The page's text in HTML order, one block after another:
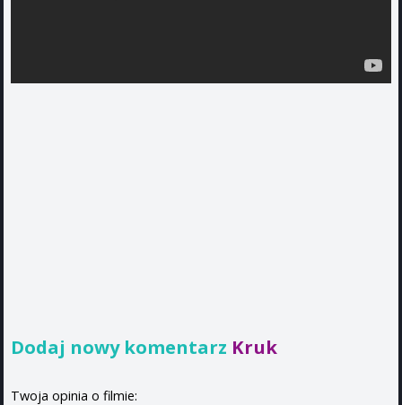
Dodaj nowy komentarz Kruk
Twoja opinia o filmie: